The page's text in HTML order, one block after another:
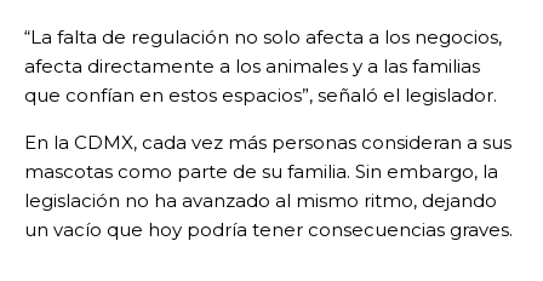
“La falta de regulación no solo afecta a los negocios,
afecta directamente a los animales y a las familias
que confían en estos espacios”, señaló el legislador.
En la CDMX, cada vez más personas consideran a sus
mascotas como parte de su familia. Sin embargo, la
legislación no ha avanzado al mismo ritmo, dejando
un vacío que hoy podría tener consecuencias graves.